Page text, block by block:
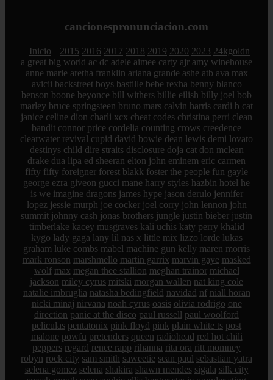
cancionespronunciacion.com
Inicio 2015 2016 2017 2018 2019 2020 2023 24kgoldn
a great big world ac dc adele aimee carty ajr amy winehouse
anne marie aretha franklin ariana grande ashe atb ava max
avicii backstreet boys bastille bebe rexha benny blanco
benson boone beyonce bill withers billie eilish billy joel bob
marley bruce springsteen bruno mars calvin harris cardi b cat
janice celine dion charli xcx cheat codes christina perri clean
bandit connor price cordelia counting crows creedence
clearwater revival cupid david bowie dean lewis demi lovato
destinys child dire straits disclosure doja cat don mclean
drake dua lipa ed sheeran elton john eminem eric carmen
fifty fifty foreigner forest blakk foster the people fun gayle
george ezra giveon gucci mane harry styles hazbin hotel he
is we imagine dragons james hype jason derulo jennifer
lopez jessie murph joe cocker joel corry john lennon john
summit johnny cash jonas brothers jungle justin bieber justin
timberlake kacey musgraves kali uchis katy perry khalid
kygo lady gaga lany lil nas x little mix lizzo lorde lukas
graham luke combs mabel machine gun kelly maren morris
mark ronson marshmello martin garrix marvin gaye masked
wolf max megan thee stallion meghan trainor michael
jackson miley cyrus mitski morgan wallen nat king cole
natalie imbruglia natasha bedingfield navidad nf niall horan
nicki minaj nirvana noah cyrus oasis olivia rodrigo one
direction panic at the disco paul russell paul woolford
peliculas pentatonix pink floyd pink plain white ts post
malone powfu pretenders queen radiohead red hot chili
peppers regard renee rapp rihanna rita ora ritt momney
robyn rock city sam smith saweetie sean paul sebastian yatra
selena gomez selena shakira shawn mendes sigala silk city